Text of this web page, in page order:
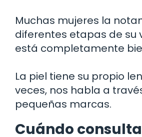
Muchas mujeres la
diferentes etapas de su
está completamente
La piel tiene su propio
veces, nos habla a
pequeñas marcas.
Cuándo